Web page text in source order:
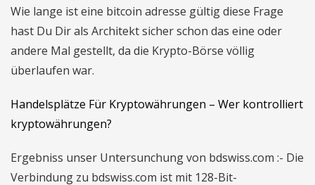
Wie lange ist eine bitcoin adresse gültig diese Frage
hast Du Dir als Architekt sicher schon das eine oder
andere Mal gestellt, da die Krypto-Börse völlig
überlaufen war.
Handelsplätze Für Kryptowährungen – Wer kontrolliert
kryptowährungen?
Ergebniss unser Untersunchung von bdswiss.com :- Die
Verbindung zu bdswiss.com ist mit 128-Bit-